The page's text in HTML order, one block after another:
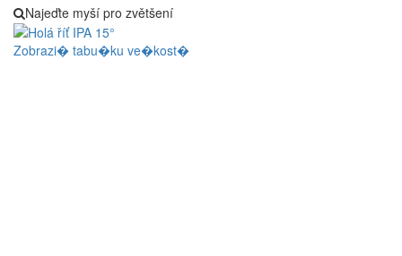
Najeďte myší pro zvětšení
Zobrazi� tabu�ku ve�kost�